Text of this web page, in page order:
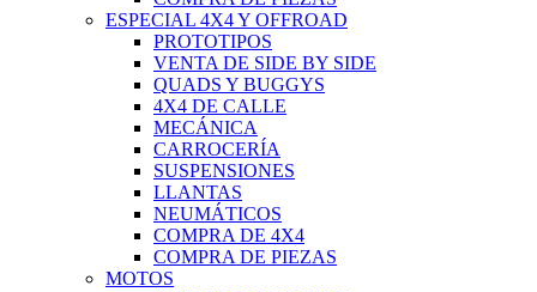
ESPECIAL 4X4 Y OFFROAD
PROTOTIPOS
VENTA DE SIDE BY SIDE
QUADS Y BUGGYS
4X4 DE CALLE
MECÁNICA
CARROCERÍA
SUSPENSIONES
LLANTAS
NEUMÁTICOS
COMPRA DE 4X4
COMPRA DE PIEZAS
MOTOS